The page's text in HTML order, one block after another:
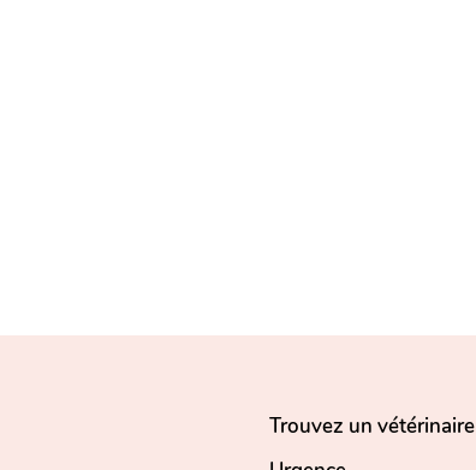
Trouvez un vétérinaire